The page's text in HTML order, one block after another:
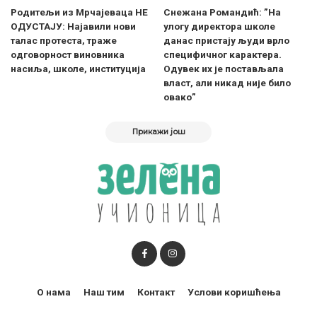
Родитељи из Мрчајеваца НЕ
ОДУСТАЈУ: Најавили нови
талас протеста, траже
одговорност виновника
насиља, школе, институција
Снежана Романдић: ”На
улогу директора школе
данас пристају људи врло
специфичног карактера.
Одувек их је постављала
власт, али никад није било
овако”
Прикажи још
О нама Наш тим Контакт Услови коришћења